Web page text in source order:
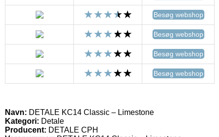
Besøg webshop
Besøg webshop
Besøg webshop
Besøg webshop
Navn: DETALE KC14 Classic – Limestone
Kategori: Detale
Producent: DETALE CPH